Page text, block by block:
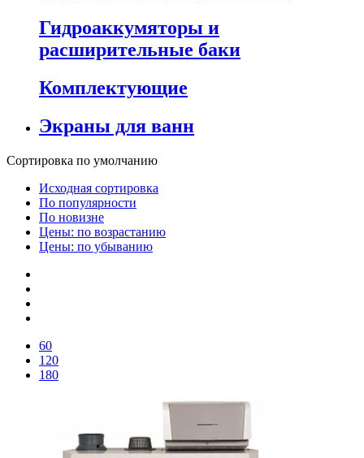
Гидроаккумяторы и
расширительные баки
Комплектующие
Экраны для ванн
Сортировка по умолчанию
Исходная сортировка
По популярности
По новизне
Цены: по возрастанию
Цены: по убыванию
60
120
180